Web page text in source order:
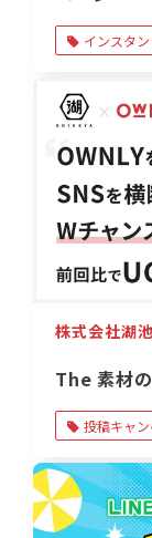
インスタ
株式会社湖
The 素材
投稿キャ